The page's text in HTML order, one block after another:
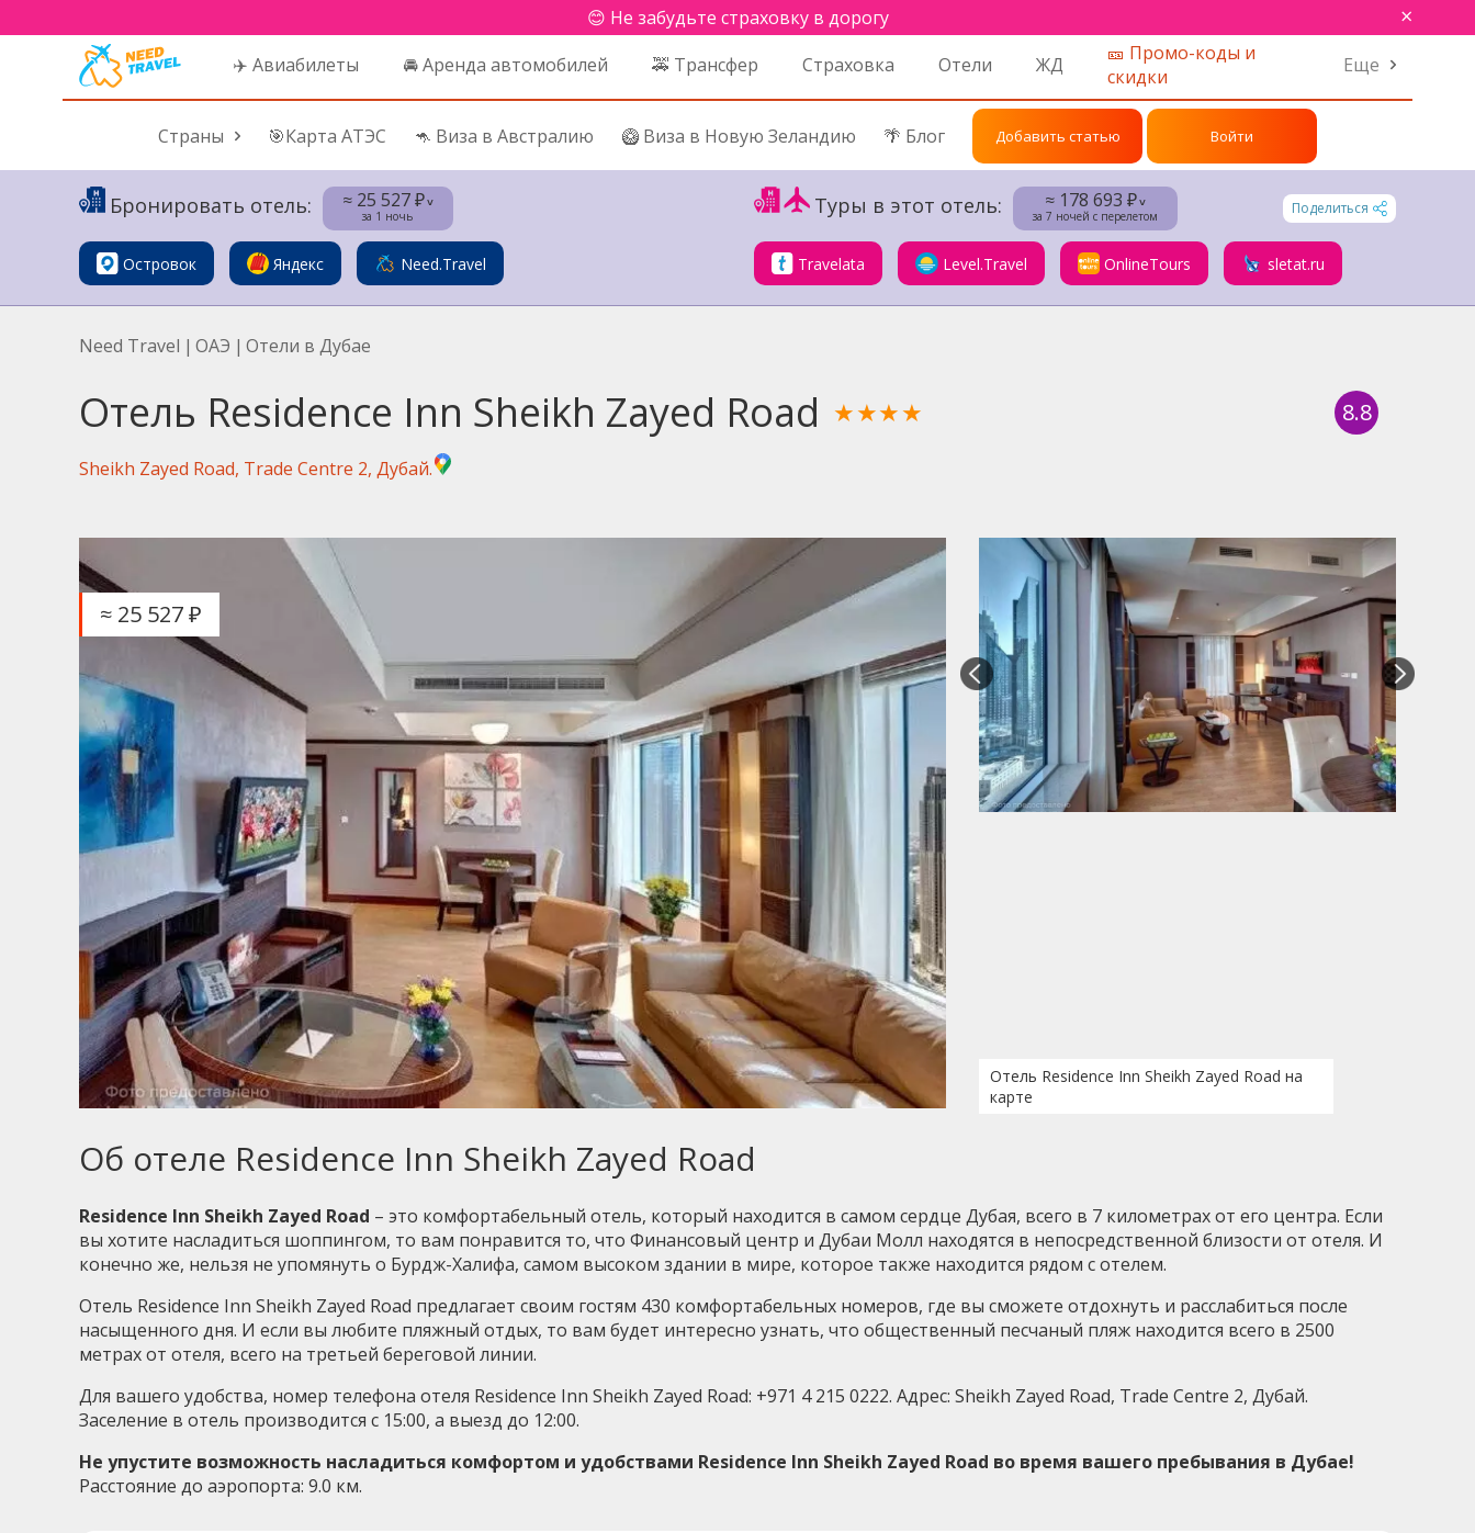
😊 Не забудьте страховку в дорогу ×
✈️ Авиабилеты 🚘 Аренда автомобилей 🚕 Трансфер Страховка Отели ЖД
🎫 Промо-коды и
скидки
Еще
Страны 🎯Карта АТЭС 🦘 Виза в Австралию 🥝 Виза в Новую Зеландию 🌴 Блог Добавить статью Войти
Бронировать отель: ≈ 25 527 ₽˅
за 1 ночь
Островок Яндекс Need.Travel
Туры в этот отель: ≈ 178 693 ₽˅
за 7 ночей с перелетом
Поделиться
Travelata Level.Travel OnlineTours sletat.ru
Need Travel | ОАЭ | Отели в Дубае
Отель Residence Inn Sheikh Zayed Road ★★★★ 8.8
Sheikh Zayed Road, Trade Centre 2, Дубай.
≈ 25 527 ₽
Отель Residence Inn Sheikh Zayed Road на
карте
Об отеле Residence Inn Sheikh Zayed Road
Residence Inn Sheikh Zayed Road – это комфортабельный отель, который находится в самом сердце Дубая, всего в 7 километрах от его центра. Если
вы хотите насладиться шоппингом, то вам понравится то, что Финансовый центр и Дубаи Молл находятся в непосредственной близости от отеля. И
конечно же, нельзя не упомянуть о Бурдж-Халифа, самом высоком здании в мире, которое также находится рядом с отелем.
Отель Residence Inn Sheikh Zayed Road предлагает своим гостям 430 комфортабельных номеров, где вы сможете отдохнуть и расслабиться после
насыщенного дня. И если вы любите пляжный отдых, то вам будет интересно узнать, что общественный песчаный пляж находится всего в 2500
метрах от отеля, всего на третьей береговой линии.
Для вашего удобства, номер телефона отеля Residence Inn Sheikh Zayed Road: +971 4 215 0222. Адрес: Sheikh Zayed Road, Trade Centre 2, Дубай.
Заселение в отель производится с 15:00, а выезд до 12:00.
Не упустите возможность насладиться комфортом и удобствами Residence Inn Sheikh Zayed Road во время вашего пребывания в Дубае!
Расстояние до аэропорта: 9.0 км.